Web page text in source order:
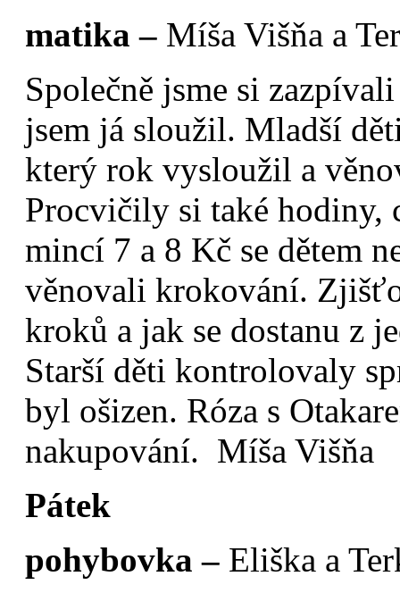
matika – Míša Višňa a
Společně jsme si
jsem já sloužil. Mladší
který rok vysloužil a
Procvičily si také hodiny,
mincí 7 a 8 Kč se dětem
věnovali krokování.
kroků a jak se dostanu z
Starší děti kontrolovaly
byl ošizen. Róza s
nakupování. Míša Višňa
Pátek
pohybovka – Eliška a